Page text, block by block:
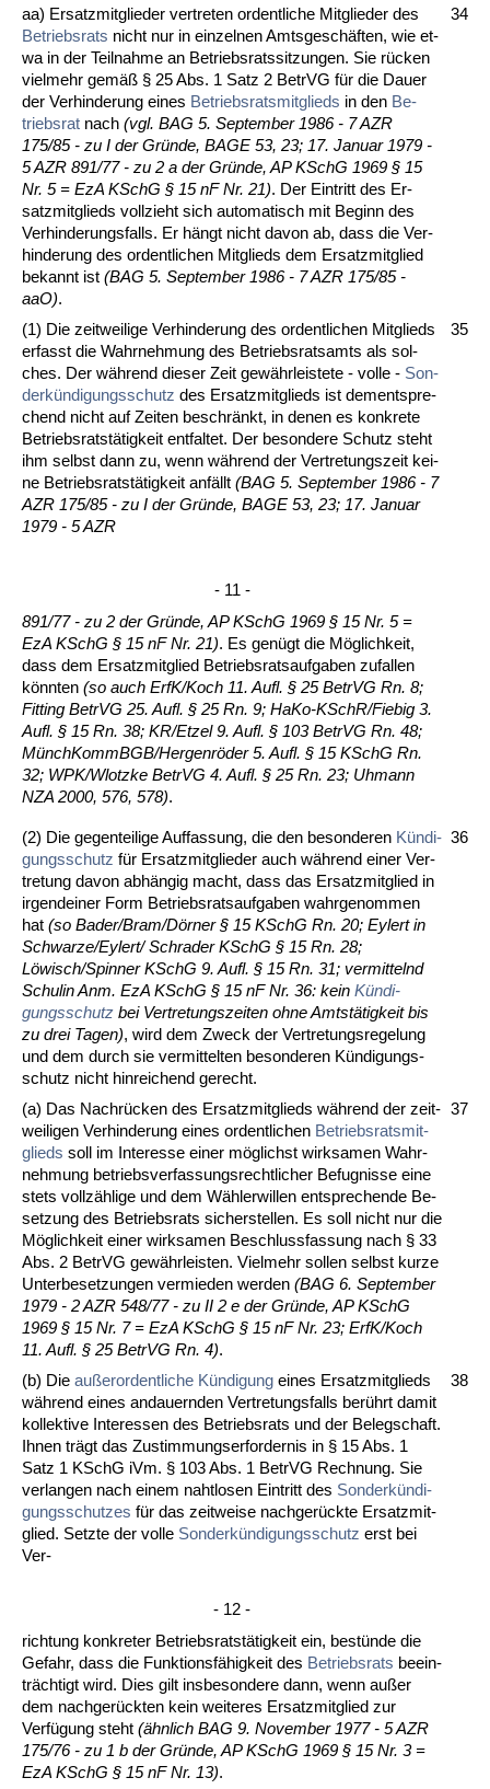
aa) Er­satz­mit­glie­der ver­tre­ten or­dent­li­che Mit­glie­der des
Be­triebs­rats nicht nur in ein­zel­nen Amts­geschäften, wie et­
wa in der Teil­nah­me an Be­triebs­rats­sit­zun­gen. Sie rücken
viel­mehr gemäß § 25 Abs. 1 Satz 2 Be­trVG für die Dau­er
der Ver­hin­de­rung ei­nes Be­triebs­rats­mit­glieds in den Be­
triebs­rat nach (vgl. BAG 5. Sep­tem­ber 1986 - 7 AZR
175/85 - zu I der Gründe, BA­GE 53, 23; 17. Ja­nu­ar 1979 -
5 AZR 891/77 - zu 2 a der Gründe, AP KSchG 1969 § 15
Nr. 5 = EzA KSchG § 15 nF Nr. 21). Der Ein­tritt des Er­
satz­mit­glieds voll­zieht sich au­to­ma­tisch mit Be­ginn des
Ver­hin­de­rungs­falls. Er hängt nicht da­von ab, dass die Ver­
hin­de­rung des or­dent­li­chen Mit­glieds dem Er­satz­mit­glied
be­kannt ist (BAG 5. Sep­tem­ber 1986 - 7 AZR 175/85 -
aaO).
34
(1) Die zeit­wei­li­ge Ver­hin­de­rung des or­dent­li­chen Mit­glieds
er­fasst die Wahr­neh­mung des Be­triebs­rats­amts als sol­
ches. Der während die­ser Zeit ge­währ­leis­te­te - vol­le - Son­
derkündi­gungs­schutz des Er­satz­mit­glieds ist de­ment­spre­
chend nicht auf Zei­ten be­schränkt, in de­nen es kon­kre­te
Be­triebs­ratstätig­keit ent­fal­tet. Der be­son­de­re Schutz steht
ihm selbst dann zu, wenn während der Ver­tre­tungs­zeit kei­
ne Be­triebs­ratstätig­keit anfällt (BAG 5. Sep­tem­ber 1986 - 7
AZR 175/85 - zu I der Gründe, BA­GE 53, 23; 17. Ja­nu­ar
1979 - 5 AZR
- 11 -
891/77 - zu 2 der Gründe, AP KSchG 1969 § 15 Nr. 5 =
EzA KSchG § 15 nF Nr. 21). Es genügt die Möglich­keit,
dass dem Er­satz­mit­glied Be­triebs­rats­auf­ga­ben zu­fal­len
könn­ten (so auch ErfK/Koch 11. Aufl. § 25 Be­trVG Rn. 8;
Fit­ting Be­trVG 25. Aufl. § 25 Rn. 9; Ha­Ko-KSchR/Fie­big 3.
Aufl. § 15 Rn. 38; KR/Et­zel 9. Aufl. § 103 Be­trVG Rn. 48;
Münch­KommBGB/Her­genröder 5. Aufl. § 15 KSchG Rn.
32; WPK/Wlotz­ke Be­trVG 4. Aufl. § 25 Rn. 23; Uh­mann
NZA 2000, 576, 578).
35
(2) Die ge­gen­tei­li­ge Auf­fas­sung, die den be­son­de­ren Kündi­
gungs­schutz für Er­satz­mit­glie­der auch während ei­ner Ver­
tre­tung da­von abhängig macht, dass das Er­satz­mit­glied in
ir­gend­ei­ner Form Be­triebs­rats­auf­ga­ben wahr­ge­nom­men
hat (so Ba­der/Bram/Dörner § 15 KSchG Rn. 20; Ey­lert in
Schwar­ze/Ey­lert/ Schra­der KSchG § 15 Rn. 28;
Löwisch/Spin­ner KSchG 9. Aufl. § 15 Rn. 31; ver­mit­telnd
Schul­in Anm. EzA KSchG § 15 nF Nr. 36: kein Kündi­
gungs­schutz bei Ver­tre­tungs­zei­ten oh­ne Amtstätig­keit bis
zu drei Ta­gen), wird dem Zweck der Ver­tre­tungs­re­ge­lung
und dem durch sie ver­mit­tel­ten be­son­de­ren Kündi­gungs­
schutz nicht hin­rei­chend ge­recht.
36
(a) Das Nachrücken des Er­satz­mit­glieds während der zeit­
wei­li­gen Ver­hin­de­rung ei­nes or­dent­li­chen Be­triebs­rats­mit­
glieds soll im In­ter­es­se ei­ner mög­lichst wirk­sa­men Wahr­
neh­mung be­triebs­ver­fas­sungs­recht­li­cher Be­fug­nis­se ei­ne
stets vollzähli­ge und dem Wähl­er­wil­len ent­spre­chen­de Be­
set­zung des Be­triebs­rats si­cher­stel­len. Es soll nicht nur die
Möglich­keit ei­ner wirk­sa­men Be­schluss­fas­sung nach § 33
Abs. 2 Be­trVG gewähr­leis­ten. Viel­mehr sol­len selbst kur­ze
Un­ter­be­set­zun­gen ver­mie­den wer­den (BAG 6. Sep­tem­ber
1979 - 2 AZR 548/77 - zu II 2 e der Gründe, AP KSchG
1969 § 15 Nr. 7 = EzA KSchG § 15 nF Nr. 23; ErfK/Koch
11. Aufl. § 25 Be­trVG Rn. 4).
37
(b) Die außer­or­dent­li­che Kündi­gung ei­nes Er­satz­mit­glieds
während ei­nes an­dau­ern­den Ver­tre­tungs­falls berührt da­mit
kol­lek­ti­ve In­ter­es­sen des Be­triebs­rats und der Be­leg­schaft.
Ih­nen trägt das Zu­stim­mungs­er­for­der­nis in § 15 Abs. 1
Satz 1 KSchG iVm. § 103 Abs. 1 Be­trVG Rech­nung. Sie
ver­lan­gen nach ei­nem naht­lo­sen Ein­tritt des Son­derkündi­
gungs­schut­zes für das zeit­wei­se nach­gerück­te Er­satz­mit­
glied. Setz­te der vol­le Son­derkündi­gungs­schutz erst bei
Ver-
- 12 -
rich­tung kon­kre­ter Be­triebs­ratstätig­keit ein, bestünde die
Ge­fahr, dass die Funk­ti­onsfähig­keit des Be­triebs­rats be­ein­
träch­tigt wird. Dies gilt ins­be­son­de­re dann, wenn außer
dem nach­gerück­ten kein wei­te­res Er­satz­mit­glied zur
Verfü­gung steht (ähn­lich BAG 9. No­vem­ber 1977 - 5 AZR
175/76 - zu 1 b der Grün­de, AP KSchG 1969 § 15 Nr. 3 =
EzA KSchG § 15 nF Nr. 13).
38